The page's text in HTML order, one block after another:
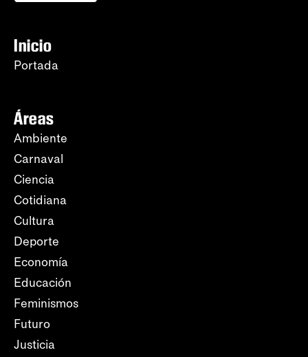
Inicio
Portada
Áreas
Ambiente
Carnaval
Ciencia
Cotidiana
Cultura
Deporte
Economía
Educación
Feminismos
Futuro
Justicia